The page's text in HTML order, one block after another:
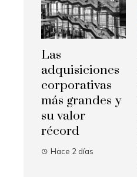
Las
adquisiciones
corporativas
más grandes y
su valor
récord
Hace 2 días